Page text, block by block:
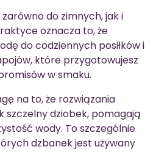
do zimnych, jak i
oznacza to, że
do codziennych posiłków i
które przygotowujesz
w smaku.
na to, że rozwiązania
szczelny dziobek, pomagają
wody. To szczególnie
dzbanek jest używany